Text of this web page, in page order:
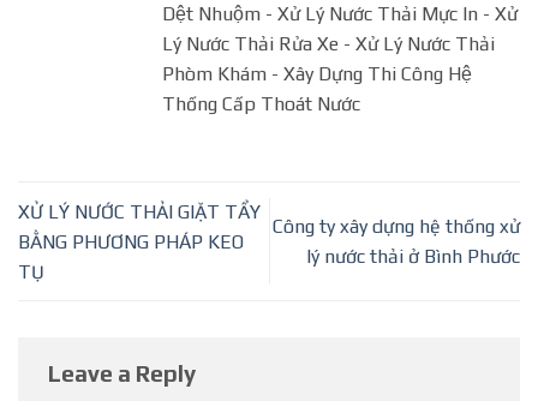
Dệt Nhuộm - Xử Lý Nước Thải Mực In - Xử
Lý Nước Thải Rửa Xe - Xử Lý Nước Thải
Phòm Khám - Xây Dựng Thi Công Hệ
Thống Cấp Thoát Nước
XỬ LÝ NƯỚC THẢI GIẶT TẨY
BẰNG PHƯƠNG PHÁP KEO
TỤ
Công ty xây dựng hệ thống xử
lý nước thải ở Bình Phước
Leave a Reply